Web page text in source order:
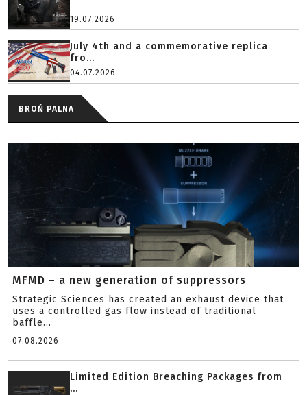
19.07.2026
July 4th and a commemorative replica
fro...
04.07.2026
BROŃ PALNA
MFMD – a new generation of suppressors
Strategic Sciences has created an exhaust device that
uses a controlled gas flow instead of traditional
baffle...
07.08.2026
Limited Edition Breaching Packages from
...